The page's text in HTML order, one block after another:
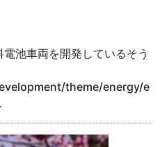
池車両を開発しているそう
theme/energy/e